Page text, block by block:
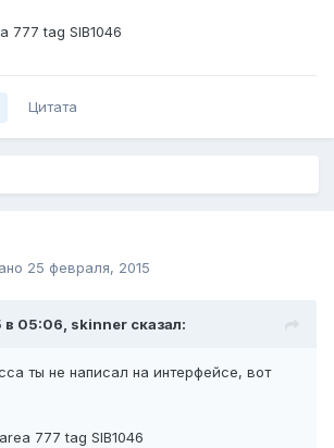
777 tag SIB1046
Цитата
25 февраля, 2015
в 05:06, skinner сказал:
ты не написал на интерфейсе, вот
777 tag SIB1046